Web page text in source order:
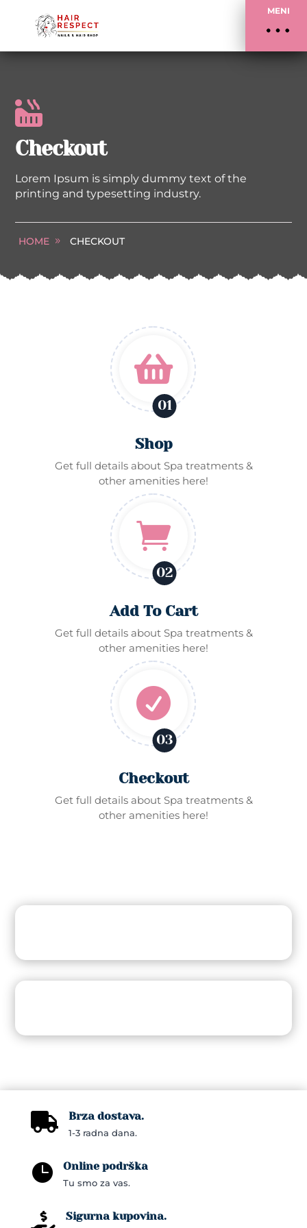
MENI

Checkout
Lorem Ipsum is simply dummy text of the
printing and typesetting industry.
HOME CHECKOUT

01
Shop
Get full details about Spa treatments &
other amenities here!

02
Add To Cart
Get full details about Spa treatments &
other amenities here!

03
Checkout
Get full details about Spa treatments &
other amenities here!
 Brza dostava.
1-3 radna dana.
 Online podrška
Tu smo za vas.
 Sigurna kupovina.